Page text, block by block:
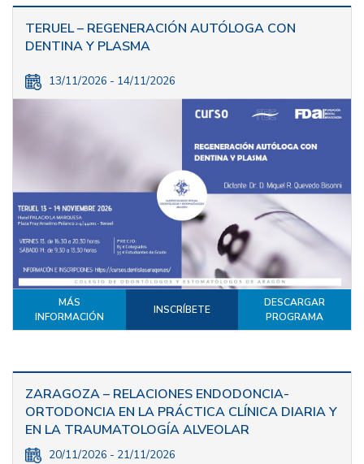
TERUEL – REGENERACIÓN AUTÓLOGA CON
DENTINA Y PLASMA
13/11/2026 - 14/11/2026
MÁS
INFORMACIÓN
INSCRÍBETE
DESCARGAR
PROGRAMA
ZARAGOZA – RELACIONES ENDODONCIA-
ORTODONCIA EN LA PRÁCTICA CLÍNICA DIARIA Y
EN LA TRAUMATOLOGÍA ALVEOLAR
20/11/2026 - 21/11/2026